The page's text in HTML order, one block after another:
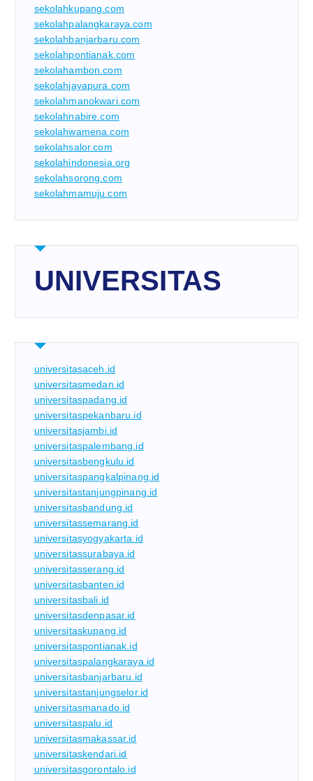
sekolahkupang.com
sekolahpalangkaraya.com
sekolahbanjarbaru.com
sekolahpontianak.com
sekolahambon.com
sekolahjayapura.com
sekolahmanokwari.com
sekolahnabire.com
sekolahwamena.com
sekolahsalor.com
sekolahindonesia.org
sekolahsorong.com
sekolahmamuju.com
UNIVERSITAS
universitasaceh.id
universitasmedan.id
universitaspadang.id
universitaspekanbaru.id
universitasjambi.id
universitaspalembang.id
universitasbengkulu.id
universitaspangkalpinang.id
universitastanjungpinang.id
universitasbandung.id
universitassemarang.id
universitasyogyakarta.id
universitassurabaya.id
universitasserang.id
universitasbanten.id
universitasbali.id
universitasdenpasar.id
universitaskupang.id
universitaspontianak.id
universitaspalangkaraya.id
universitasbanjarbaru.id
universitastanjungselor.id
universitasmanado.id
universitaspalu.id
universitasmakassar.id
universitaskendari.id
universitasgorontalo.id